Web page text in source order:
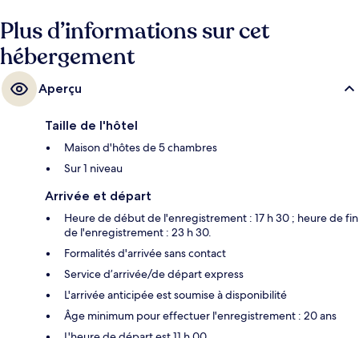
Plus d’informations sur cet
hébergement
Aperçu
Taille de l'hôtel
Maison d'hôtes de 5 chambres
Sur 1 niveau
Arrivée et départ
Heure de début de l'enregistrement : 17 h 30 ; heure de fin
de l'enregistrement : 23 h 30.
Formalités d'arrivée sans contact
Service d’arrivée/de départ express
L'arrivée anticipée est soumise à disponibilité
Âge minimum pour effectuer l'enregistrement : 20 ans